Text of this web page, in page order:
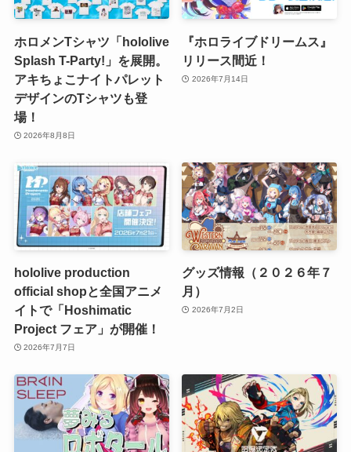
ホロメンTシャツ「hololive
Splash T-Party!」を展開。
アキちょこナイトパレット
デザインのTシャツも登
場！
2026年8月8日
『ホロライブドリームス』
リリース間近！
2026年7月14日
hololive production
official shopと全国アニメ
イトで「Hoshimatic
Project フェア」が開催！
2026年7月7日
グッズ情報（２０２６年７
月）
2026年7月2日